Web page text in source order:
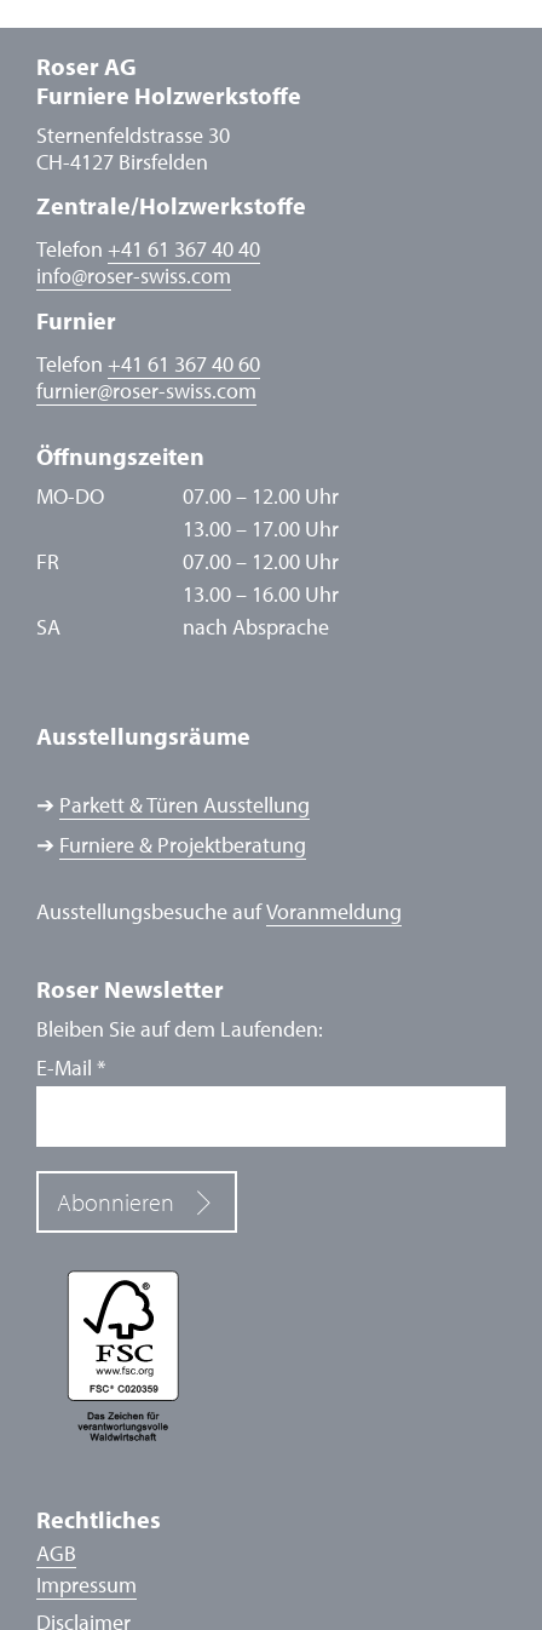
Roser AG
Furniere Holzwerkstoffe
Sternenfeldstrasse 30
CH-4127 Birsfelden
Zentrale/Holzwerkstoffe
Telefon +41 61 367 40 40
info@roser-swiss.com
Furnier
Telefon +41 61 367 40 60
furnier@roser-swiss.com
Öffnungszeiten
MO-DO
07.00 – 12.00 Uhr
13.00 – 17.00 Uhr
FR
07.00 – 12.00 Uhr
13.00 – 16.00 Uhr
SA
nach Absprache
Ausstellungsräume
➔ Parkett & Türen Ausstellung
➔ Furniere & Projektberatung
Ausstellungsbesuche aufVoranmeldung
Roser Newsletter
Bleiben Sie auf dem Laufenden:
E-Mail *
Abonnieren
Rechtliches
AGB
Impressum
Disclaimer